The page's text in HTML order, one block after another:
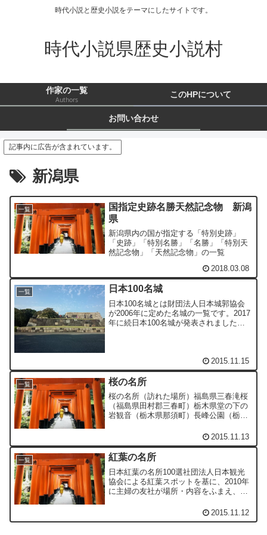
時代小説と歴史小説をテーマにしたサイトです。
時代小説県歴史小説村
作家の一覧
Authors
このHPについて
お問い合わせ
記事内に広告が含まれています。
新潟県
一覧
国指定史跡名勝天然記念物 新潟
県
新潟県内の国が指定する「特別史跡」
「史跡」「特別名勝」「名勝」「特別天
然記念物」「天然記念物」の一覧
2018.03.08
一覧 日本100名城
日本100名城とは財団法人日本城郭協会
が2006年に定めた名城の一覧です。2017
年に続日本100名城が発表されました。
2015.11.15
一覧 桜の名所
桜の名所（訪れた場所）福島県三春滝桜
（福島県田村郡三春町）栃木県堂の下の
岩観音（栃木県那須町）長峰公園（栃木
市）龍城公園（お城山）（栃木県大田原
市）乃木神社（栃木県那須塩原市）東京
都等々力不動尊（東京都世田...
2015.11.13
一覧 紅葉の名所
日本紅葉の名所100選社団法人日本観光
協会による紅葉スポットを基に、2010年
に主婦の友社が場所・内容をふまえ、
寒 釧路市北海道 卯原内サンゴ草群生
地 網走市北海道 大沼 七飯町青森
2015.11.12